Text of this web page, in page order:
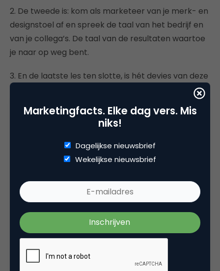
2. De tweede is: kom als marketeer van je merk- en
designstoel af en spreek de taal van het bedrijf en
van je collega’s. De taal van de resultaten waartoe
je naar op weg bent.
3. En de laatste les ten slotte, is hét devies van deze
tijd: als je grootse dingen wil doen, dan begin je klein
voor de volgende stap.
Tom Jansen was te gast bij de eerste bijeenkomst
van de Brand Design Community van NIMA en sprak
daarin onder meer over zijn werk en bedrijf.
Onderstaand de video van dat gesprek:
Marketingfacts. Elke dag vers. Mis
niks!
Dagelijkse nieuwsbrief
Wekelijkse nieuwsbrief